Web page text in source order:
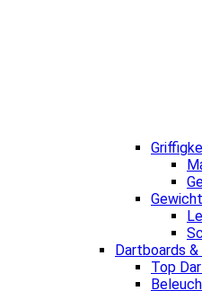
Gewicht
Dartboards &
Top